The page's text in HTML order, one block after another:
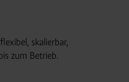
skalierbar,
zum Betrieb.